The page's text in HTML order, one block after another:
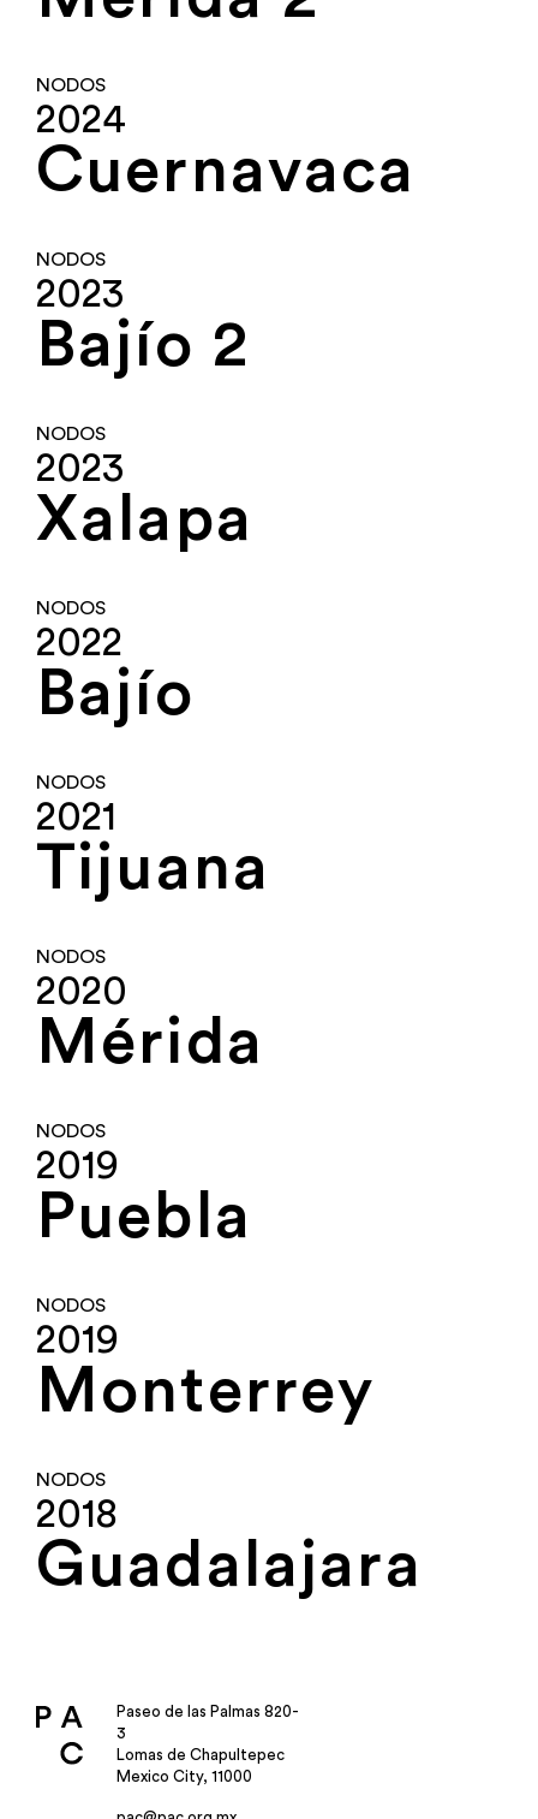
NODOS
2024
Cuernavaca
NODOS
2023
Bajío 2
NODOS
2023
Xalapa
NODOS
2022
Bajío
NODOS
2021
Tijuana
NODOS
2020
Mérida
NODOS
2019
Puebla
NODOS
2019
Monterrey
NODOS
2018
Guadalajara
Paseo de las Palmas 820-
3
Lomas de Chapultepec
Mexico City, 11000